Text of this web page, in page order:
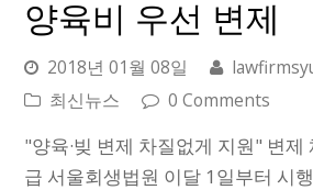
양육비 우선 변제
2018년 01월 08일
최신뉴스
0 Comments
"양육·빚 변제 차질없게 지원" 변제
급 서울회생법원 이달 1일부터 시